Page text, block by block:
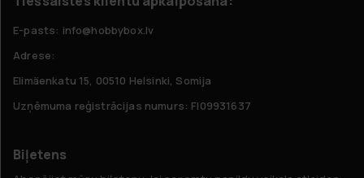
E-pasts: info@hobbybox.lv
Adrese:
Elimäenkatu 15, 00510 Helsinki, Somija
Uzņēmuma reģistrācijas numurs: FI09931637
Biļetens